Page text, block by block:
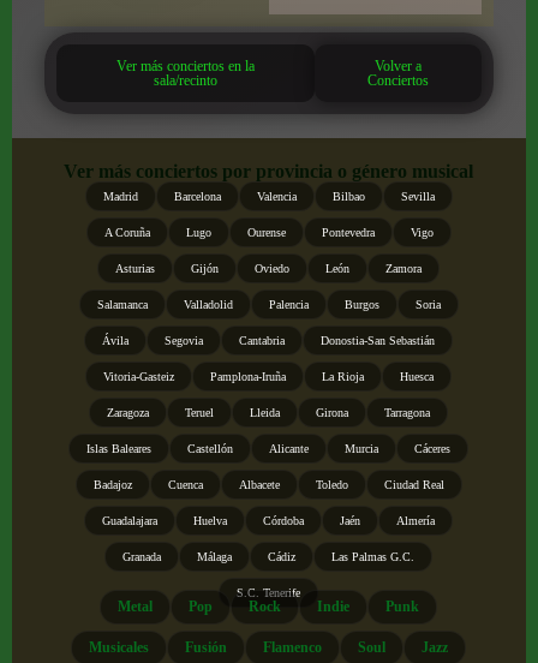
Ver más conciertos en la
sala/recinto
Volver a
Conciertos
Ver más conciertos por provincia o género musical
Madrid Barcelona Valencia Bilbao Sevilla
A Coruña Lugo Ourense Pontevedra Vigo
Asturias Gijón Oviedo León Zamora
Salamanca Valladolid Palencia Burgos Soria
Ávila Segovia Cantabria Donostia-San Sebastián
Vitoria-Gasteiz Pamplona-Iruña La Rioja Huesca
Zaragoza Teruel Lleida Girona Tarragona
Islas Baleares Castellón Alicante Murcia Cáceres
Badajoz Cuenca Albacete Toledo Ciudad Real
Guadalajara Huelva Córdoba Jaén Almería
Granada Málaga Cádiz Las Palmas G.C.
S.C. Tenerife
Metal Pop Rock Indie Punk
Musicales Fusión Flamenco Soul Jazz